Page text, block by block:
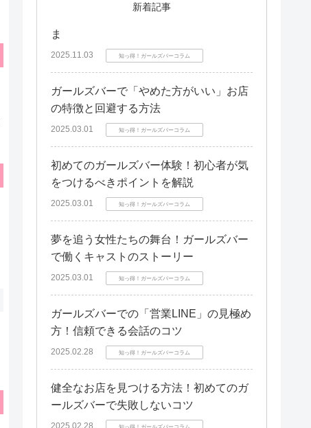
新着記事
ま
2025.11.03 知っ得！ガールズバーコラム
ガールズバーで「やめた方がいい」お店
の特徴と回避する方法
2025.03.01 知っ得！ガールズバーコラム
初めてのガールズバー体験！初心者が気
をつけるべきポイントを解説
2025.03.01 知っ得！ガールズバーコラム
夢を追う女性たちの舞台！ガールズバー
で働くキャストのストーリー
2025.03.01 知っ得！ガールズバーコラム
ガールズバーでの「営業LINE」の見極め
方！信頼できる会話のコツ
2025.02.28 知っ得！ガールズバーコラム
健全なお店を見つける方法！初めてのガ
ールズバーで失敗しないコツ
2025.02.28 知っ得！ガールズバーコラム